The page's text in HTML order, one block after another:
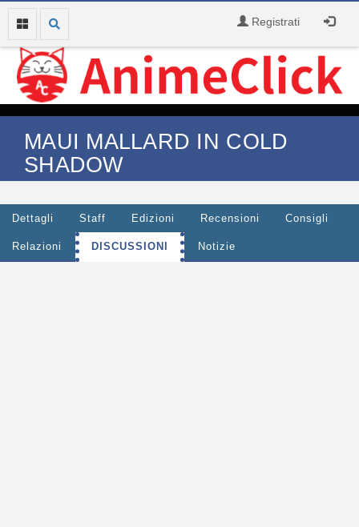
Registrati
MAUI MALLARD IN COLD
SHADOW
Dettagli Staff Edizioni Recensioni Consigli
Relazioni DISCUSSIONI Notizie